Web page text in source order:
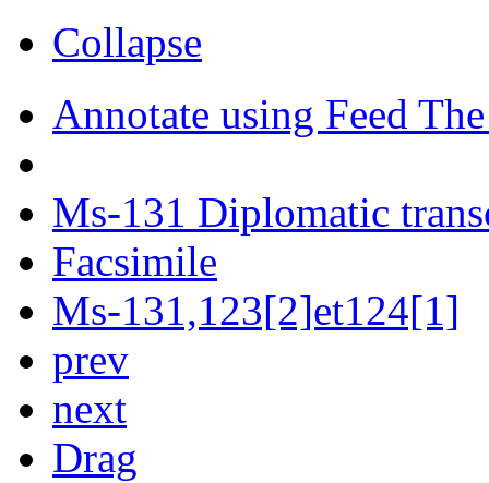
Collapse
Annotate using Feed
Ms-131 Diplomatic
Facsimile
Ms-131,123[2]et124[1]
prev
next
Drag